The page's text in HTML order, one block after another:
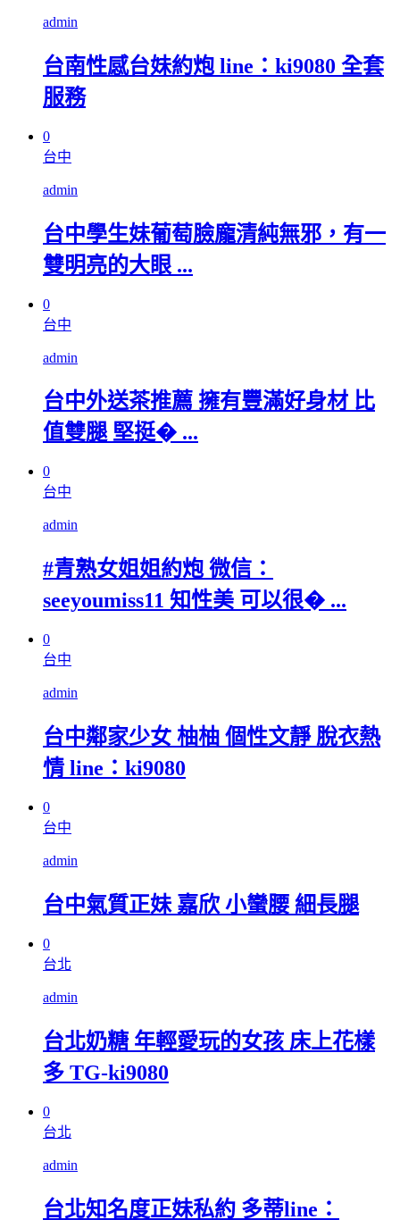
admin
台南性感台妹約炮 line：ki9080 全套
服務
0
台中
admin
台中學生妹葡萄臉龐清純無邪，有一
雙明亮的大眼 ...
0
台中
admin
台中外送茶推薦 擁有豐滿好身材 比
值雙腿 堅挺� ...
0
台中
admin
#青熟女姐姐約炮 微信：
seeyoumiss11 知性美 可以很� ...
0
台中
admin
台中鄰家少女 柚柚 個性文靜 脫衣熱
情 line：ki9080
0
台中
admin
台中氣質正妹 嘉欣 小蠻腰 細長腿
0
台北
admin
台北奶糖 年輕愛玩的女孩 床上花樣
多 TG-ki9080
0
台北
admin
台北知名度正妹私約 多蒂line：